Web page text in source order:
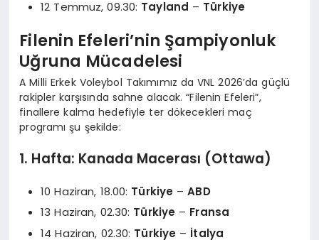
12 Temmuz, 09.30: Tayland – Türkiye
Filenin Efeleri’nin Şampiyonluk
Uğruna Mücadelesi
A Milli Erkek Voleybol Takımımız da VNL 2026’da güçlü
rakipler karşısında sahne alacak. “Filenin Efeleri”,
finallere kalma hedefiyle ter dökecekleri maç
programı şu şekilde:
1. Hafta: Kanada Macerası (Ottawa)
10 Haziran, 18.00: Türkiye –ABD
13 Haziran, 02.30: Türkiye – Fransa
14 Haziran, 02.30: Türkiye – İtalya